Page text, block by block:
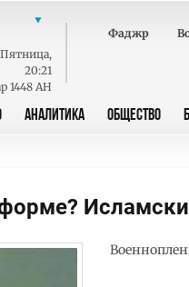
Пятница,
20:21
1448 AH
Фаджр
АНАЛИТИКА ОБЩЕСТВО